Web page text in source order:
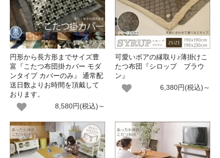
円形から長方形までサイズ豊
富『こたつ布団掛カバー モダ
ンタイプ カバーのみ』 通常配
送日数よりお時間を頂戴して
おります。
8,580円(税込)～
可愛いボアの縁取り♪薄掛けこ
たつ布団『シロップ ブラウ
ン』
6,380円(税込)～